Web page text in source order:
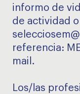
informo de
de actividad
referencia:
mail.
Los/las